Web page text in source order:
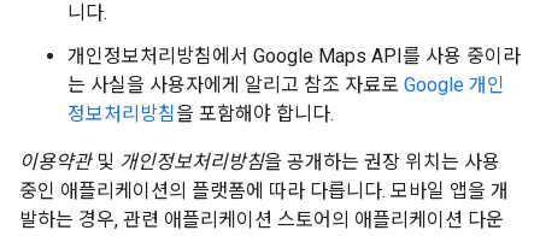
니다.
개인정보처리방침에서 Google Maps API를 사용 중이라
는 사실을 사용자에게 알리고 참조 자료로 Google 개인
정보처리방침을 포함해야 합니다.
이용약관및 개인정보처리방침을 공개하는 권장 위치는 사용
중인 애플리케이션의 플랫폼에 따라 다릅니다. 모바일 앱을 개
발하는 경우, 관련 애플리케이션 스토어의 애플리케이션 다운